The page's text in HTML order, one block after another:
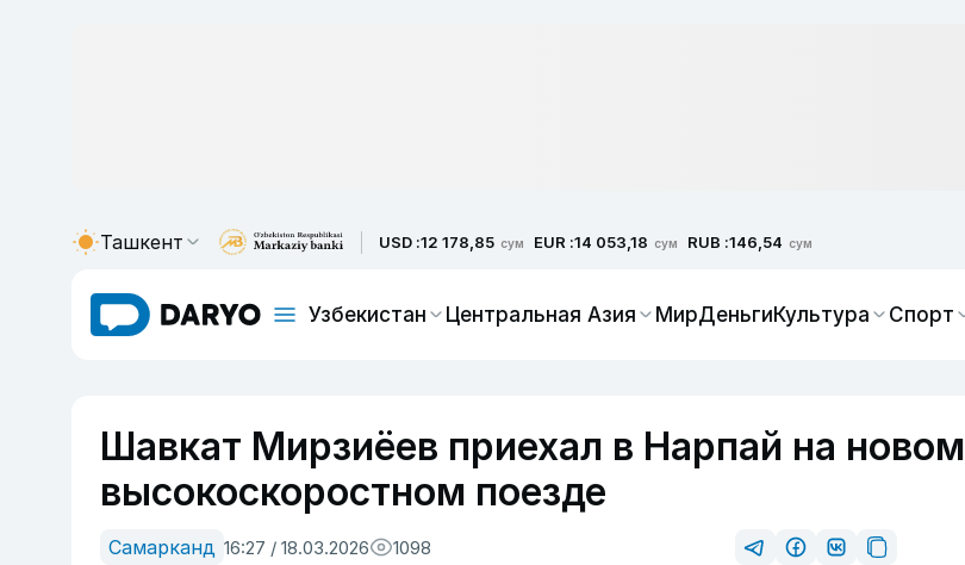
Ташкент USD :12 178,85 сум EUR :14 053,18 сум RUB :146,54 сум
Узбекистан Центральная Азия МирДеньгиКультура Спорт
Шавкат Мирзиёев приехал в Нарпай на новом
высокоскоростном поезде
Самарканд 16:27 / 18.03.2026 1098